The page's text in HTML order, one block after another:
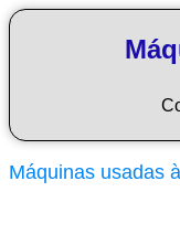
Máquinas usadas